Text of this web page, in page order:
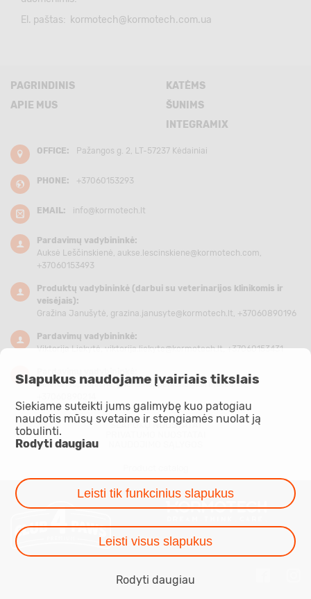
El. paštas: kormotech@kormotech.com.ua
PAGRINDINIS
APIE MUS
KATĖMS
ŠUNIMS
INTEGRAMIX
OFFICE: Pažangos g. 2, LT-57237 Kėdainiai
PHONE: +37060153293
EMAIL: info@kormotech.lt
Pardavimų vadybininkė:
Auksė Leščinskienė, aukse.lescinskiene@kormotech.com,
+37060153493
Produktų vadybininkė (darbui su veterinarijos klinikomis ir
veisėjais):
Gražina Janušytė, grazina.janusyte@kormotech.lt, +37060890196
Pardavimų vadybininkė:
Viktorija Liekytė,viktorija.liekyte@kormotech.lt, +37060153431
Pardavimų vadybininkė:
Jelena Hoppenienė,jelena.hoppeniene@kormotech.lt,
SLAPUKŲ NUOSTATAI
Slapukus naudojame įvairiais tikslais
Siekiame suteikti jums galimybę kuo patogiau
naudotis mūsų svetaine ir stengiamės nuolat ją
tobulinti.
Rodyti daugiau
Leisti tik funkcinius slapukus
Leisti visus slapukus
Rodyti daugiau